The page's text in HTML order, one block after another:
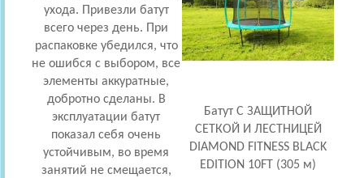
ухода. Привезли батут
всего через день. При
распаковке убедился, что
не ошибся с выбором, все
элементы аккуратные,
добротно сделаны. В
эксплуатации батут
показал себя очень
устойчивым, во время
занятий не смещается,
Батут С ЗАЩИТНОЙ
СЕТКОЙ И ЛЕСТНИЦЕЙ
DIAMOND FITNESS BLACK
EDITION 10FT (305 м)